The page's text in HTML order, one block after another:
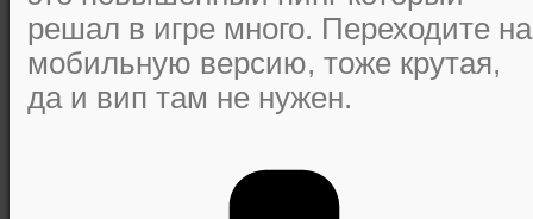
решал в игре много. Переходите на
мобильную версию, тоже крутая,
да и вип там не нужен.